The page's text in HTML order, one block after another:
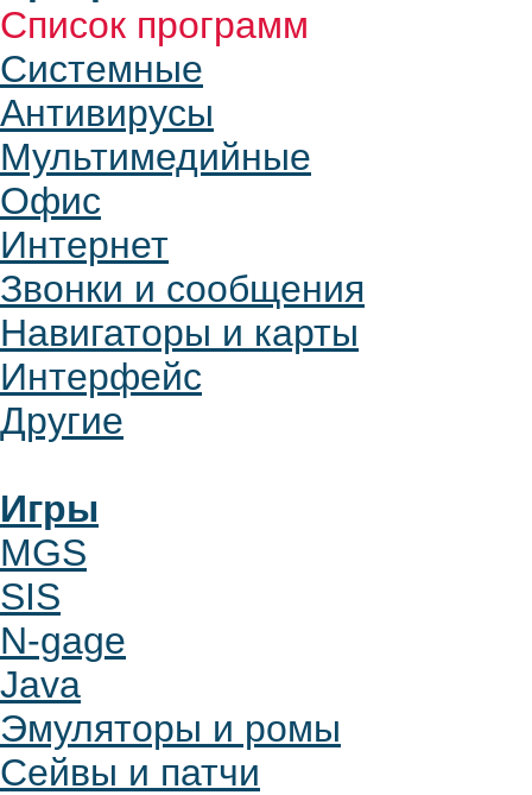
Список программ
Системные
Антивирусы
Мультимедийные
Офис
Интернет
Звонки и сообщения
Навигаторы и карты
Интерфейс
Другие
Игры
MGS
SIS
N-gage
Java
Эмуляторы и ромы
Сейвы и патчи